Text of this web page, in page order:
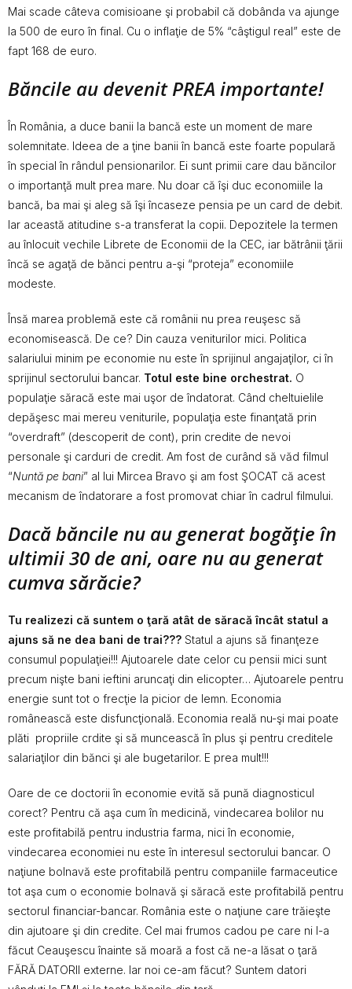
Mai scade câteva comisioane şi probabil că dobânda va ajunge
la 500 de euro în final. Cu o inflaţie de 5% “câştigul real” este de
fapt 168 de euro.
Băncile au devenit PREA importante!
În România, a duce banii la bancă este un moment de mare
solemnitate. Ideea de a ţine banii în bancă este foarte populară
în special în rândul pensionarilor. Ei sunt primii care dau băncilor
o importanţă mult prea mare. Nu doar că îşi duc economiile la
bancă, ba mai şi aleg să îşi încaseze pensia pe un card de debit.
Iar această atitudine s-a transferat la copii. Depozitele la termen
au înlocuit vechile Librete de Economii de la CEC, iar bătrânii ţării
încă se agaţă de bănci pentru a-şi “proteja” economiile
modeste.
Însă marea problemă este că românii nu prea reuşesc să
economisească. De ce? Din cauza veniturilor mici. Politica
salariului minim pe economie nu este în sprijinul angajaţilor, ci în
sprijinul sectorului bancar. Totul este bine orchestrat. O
populaţie săracă este mai uşor de îndatorat. Când cheltuielile
depăşesc mai mereu veniturile, populaţia este finanţată prin
“overdraft” (descoperit de cont), prin credite de nevoi
personale şi carduri de credit. Am fost de curând să văd filmul
“Nuntă pe bani” al lui Mircea Bravo şi am fost ŞOCAT că acest
mecanism de îndatorare a fost promovat chiar în cadrul filmului.
Dacă băncile nu au generat bogăţie în
ultimii 30 de ani, oare nu au generat
cumva sărăcie?
Tu realizezi că suntem o ţară atât de săracă încât statul a
ajuns să ne dea bani de trai??? Statul a ajuns să finanţeze
consumul populaţiei!!! Ajutoarele date celor cu pensii mici sunt
precum nişte bani ieftini aruncaţi din elicopter… Ajutoarele pentru
energie sunt tot o frecţie la picior de lemn. Economia
românească este disfuncţională. Economia reală nu-şi mai poate
plăti propriile crdite şi să muncească în plus şi pentru creditele
salariaţilor din bănci şi ale bugetarilor. E prea mult!!!
Oare de ce doctorii în economie evită să pună diagnosticul
corect? Pentru că aşa cum în medicină, vindecarea bolilor nu
este profitabilă pentru industria farma, nici în economie,
vindecarea economiei nu este în interesul sectorului bancar. O
naţiune bolnavă este profitabilă pentru companiile farmaceutice
tot aşa cum o economie bolnavă şi săracă este profitabilă pentru
sectorul financiar-bancar. România este o naţiune care trăieşte
din ajutoare şi din credite. Cel mai frumos cadou pe care ni l-a
făcut Ceauşescu înainte să moară a fost că ne-a lăsat o ţară
FĂRĂ DATORII externe. Iar noi ce-am făcut? Suntem datori